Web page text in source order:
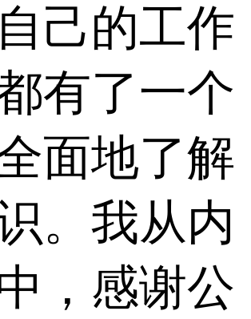
己的工作
有了一个
面地了解
。我从内
，感谢公